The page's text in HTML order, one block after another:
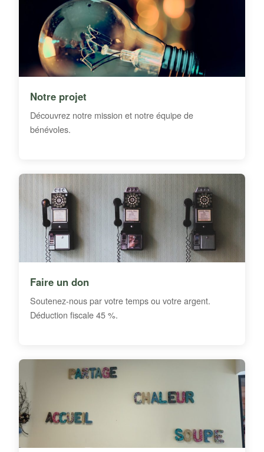
Notre projet
Découvrez notre mission et notre équipe de
bénévoles.
Faire un don
Soutenez-nous par votre temps ou votre argent.
Déduction fiscale 45 %.